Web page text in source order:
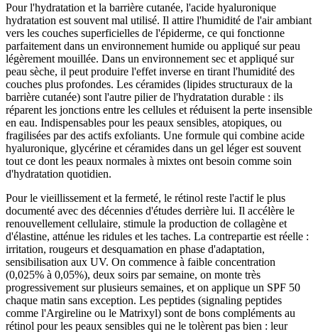
Pour l'hydratation et la barrière cutanée, l'acide hyaluronique
hydratation est souvent mal utilisé. Il attire l'humidité de l'air ambiant
vers les couches superficielles de l'épiderme, ce qui fonctionne
parfaitement dans un environnement humide ou appliqué sur peau
légèrement mouillée. Dans un environnement sec et appliqué sur
peau sèche, il peut produire l'effet inverse en tirant l'humidité des
couches plus profondes. Les céramides (lipides structuraux de la
barrière cutanée) sont l'autre pilier de l'hydratation durable : ils
réparent les jonctions entre les cellules et réduisent la perte insensible
en eau. Indispensables pour les peaux sensibles, atopiques, ou
fragilisées par des actifs exfoliants. Une formule qui combine acide
hyaluronique, glycérine et céramides dans un gel léger est souvent
tout ce dont les peaux normales à mixtes ont besoin comme soin
d'hydratation quotidien.
Pour le vieillissement et la fermeté, le rétinol reste l'actif le plus
documenté avec des décennies d'études derrière lui. Il accélère le
renouvellement cellulaire, stimule la production de collagène et
d'élastine, atténue les ridules et les taches. La contrepartie est réelle :
irritation, rougeurs et desquamation en phase d'adaptation,
sensibilisation aux UV. On commence à faible concentration
(0,025% à 0,05%), deux soirs par semaine, on monte très
progressivement sur plusieurs semaines, et on applique un SPF 50
chaque matin sans exception. Les peptides (signaling peptides
comme l'Argireline ou le Matrixyl) sont de bons compléments au
rétinol pour les peaux sensibles qui ne le tolèrent pas bien : leur